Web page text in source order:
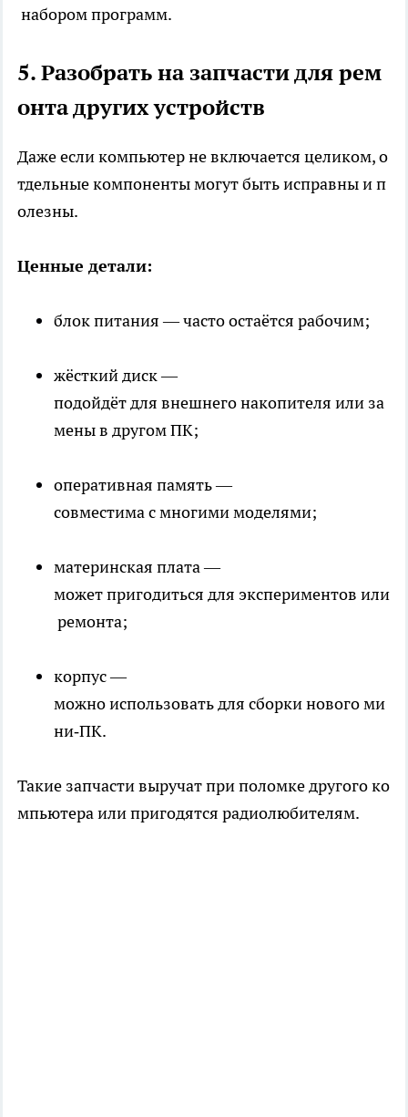
набором программ.
5. Разобрать на запчасти для рем
онта других устройств
Даже если компьютер не включается целиком, о
тдельные компоненты могут быть исправны и п
олезны.
Ценные детали:
блок питания — часто остаётся рабочим;
жёсткий диск —
подойдёт для внешнего накопителя или за
мены в другом ПК;
оперативная память —
совместима с многими моделями;
материнская плата —
может пригодиться для экспериментов или
ремонта;
корпус —
можно использовать для сборки нового ми
ни‑ПК.
Такие запчасти выручат при поломке другого ко
мпьютера или пригодятся радиолюбителям.